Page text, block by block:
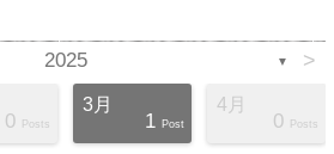
2025 ▼ >
0 Posts
3月
1 Post
4月
0 Posts